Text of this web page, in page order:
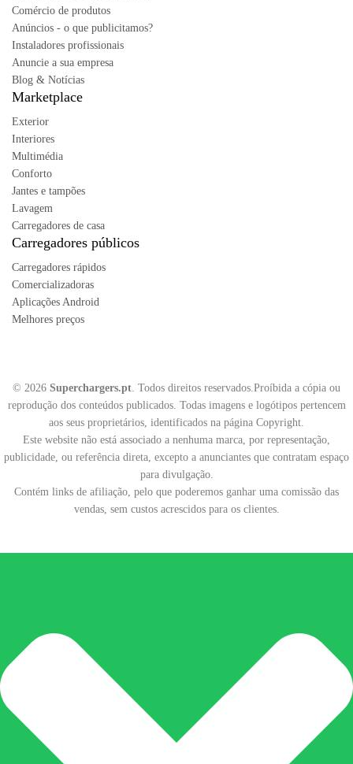
Comércio de produtos
Anúncios - o que publicitamos?
Instaladores profissionais
Anuncie a sua empresa
Blog & Notícias
Marketplace
Exterior
Interiores
Multimédia
Conforto
Jantes e tampões
Lavagem
Carregadores de casa
Carregadores públicos
Carregadores rápidos
Comercializadoras
Aplicações Android
Melhores preços
© 2026 Superchargers.pt . Todos direitos reservados.Proíbida a cópia ou
reprodução dos conteúdos publicados. Todas imagens e logótipos pertencem
aos seus proprietários, identificados na página Copyright.
Este website não está associado a nenhuma marca, por representação,
publicidade, ou referência direta, excepto a anunciantes que contratam espaço
para divulgação.
Contém links de afiliação, pelo que poderemos ganhar uma comissão das
vendas, sem custos acrescidos para os clientes.